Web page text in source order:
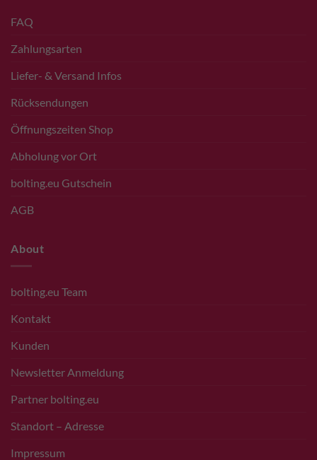
FAQ
Zahlungsarten
Liefer- & Versand Infos
Rücksendungen
Öffnungszeiten Shop
Abholung vor Ort
bolting.eu Gutschein
AGB
About
bolting.eu Team
Kontakt
Kunden
Newsletter Anmeldung
Partner bolting.eu
Standort – Adresse
Impressum